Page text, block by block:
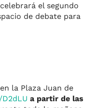
el segundo
de debate para
la Plaza Juan de
a partir de las